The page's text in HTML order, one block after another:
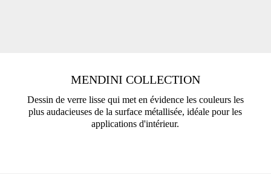
MENDINI COLLECTION
Dessin de verre lisse qui met en évidence les couleurs les
plus audacieuses de la surface métallisée, idéale pour les
applications d'intérieur.